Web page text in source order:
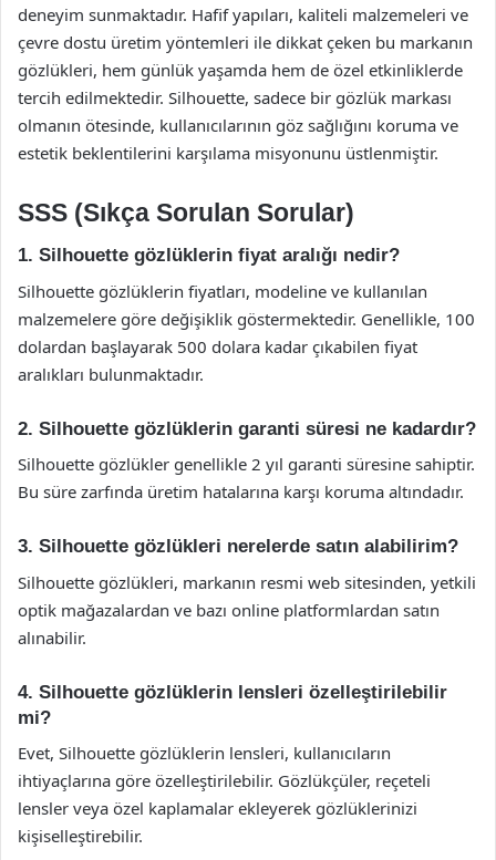
deneyim sunmaktadır. Hafif yapıları, kaliteli malzemeleri ve
çevre dostu üretim yöntemleri ile dikkat çeken bu markanın
gözlükleri, hem günlük yaşamda hem de özel etkinliklerde
tercih edilmektedir. Silhouette, sadece bir gözlük markası
olmanın ötesinde, kullanıcılarının göz sağlığını koruma ve
estetik beklentilerini karşılama misyonunu üstlenmiştir.
SSS (Sıkça Sorulan Sorular)
1. Silhouette gözlüklerin fiyat aralığı nedir?
Silhouette gözlüklerin fiyatları, modeline ve kullanılan
malzemelere göre değişiklik göstermektedir. Genellikle, 100
dolardan başlayarak 500 dolara kadar çıkabilen fiyat
aralıkları bulunmaktadır.
2. Silhouette gözlüklerin garanti süresi ne kadardır?
Silhouette gözlükler genellikle 2 yıl garanti süresine sahiptir.
Bu süre zarfında üretim hatalarına karşı koruma altındadır.
3. Silhouette gözlükleri nerelerde satın alabilirim?
Silhouette gözlükleri, markanın resmi web sitesinden, yetkili
optik mağazalardan ve bazı online platformlardan satın
alınabilir.
4. Silhouette gözlüklerin lensleri özelleştirilebilir
mi?
Evet, Silhouette gözlüklerin lensleri, kullanıcıların
ihtiyaçlarına göre özelleştirilebilir. Gözlükçüler, reçeteli
lensler veya özel kaplamalar ekleyerek gözlüklerinizi
kişiselleştirebilir.